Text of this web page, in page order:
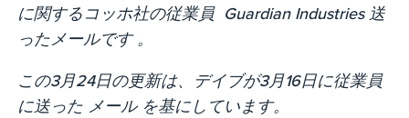
に関するコッホ社の従業員 Guardian Industries 送
ったメールです 。
この3月24日の更新は、デイブが3月16日に従業員
に送った メール を基にしています。